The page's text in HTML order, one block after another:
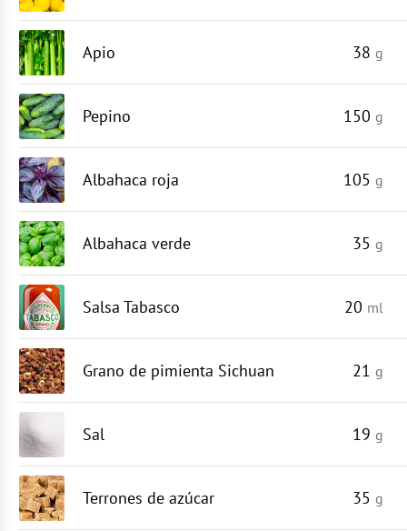
Apio 38 g
Pepino 150 g
Albahaca roja 105 g
Albahaca verde 35 g
Salsa Tabasco 20 ml
Grano de pimienta Sichuan 21 g
Sal 19 g
Terrones de azúcar 35 g